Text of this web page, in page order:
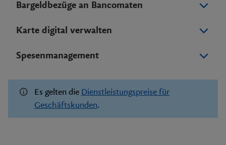
Bargeldbezüge an Bancomaten
Karte digital verwalten
Spesenmanagement
Es gelten die Dienstleistungspreise für
Geschäftskunden.